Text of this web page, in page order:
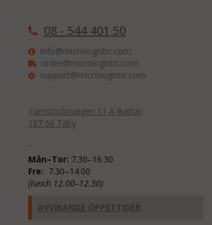
08 - 544 401 50
info@micrologistic.com
order@micrologistic.com
support@micrologistic.com
Tumstocksvägen 11 A (karta)
187 66 Täby
Mån–Tor: 7.30–16.30
Fre: 7.30–14.00
(lunch 12.00–12.30)
AVVIKANDE ÖPPETTIDER